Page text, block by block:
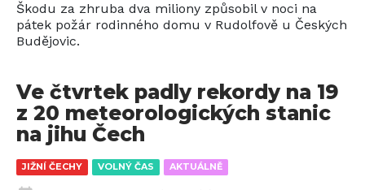
Škodu za zhruba dva miliony způsobil v noci na
pátek požár rodinného domu v Rudolfově u Českých
Budějovic.
JIŽNÍ ČECHY VOLNÝ ČAS AKTUÁLNĚ
Ve čtvrtek padly rekordy na 19
z 20 meteorologických stanic
na jihu Čech